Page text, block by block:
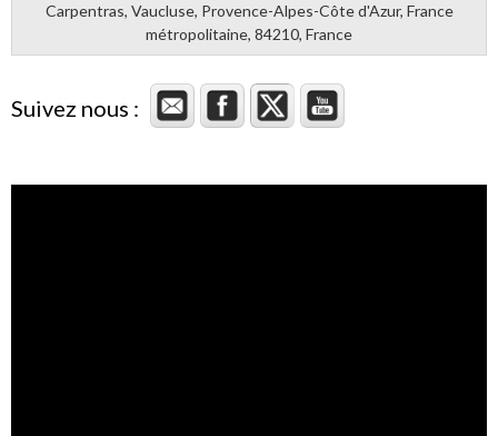
Carpentras, Vaucluse, Provence-Alpes-Côte d'Azur, France
métropolitaine, 84210, France
Suivez nous :